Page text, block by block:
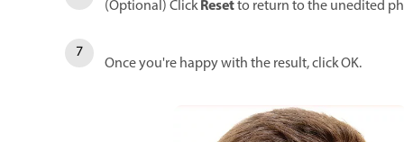
(Optional) ClickResetto return to the unedited
Once you're happy with the result, click OK.